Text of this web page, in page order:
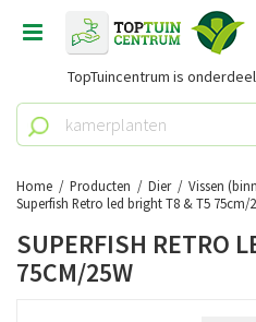
Home Producten Dier Vissen
Superfish Retro led bright T8 & T5 75cm/
TopTuincentrum is
SUPERFISH RETRO
75CM/25W